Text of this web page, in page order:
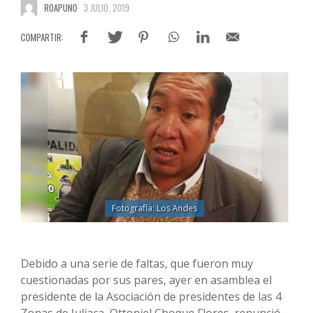
ROAPUNO 3 JULIO, 2019
Fotografía: Los Andes
Debido a una serie de faltas, que fueron muy
cuestionadas por sus pares, ayer en asamblea el
presidente de la Asociación de presidentes de las 4